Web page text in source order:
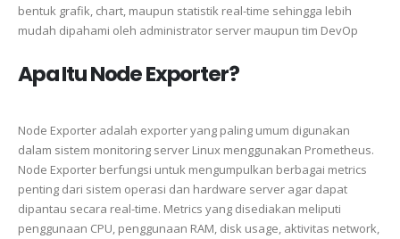
bentuk grafik, chart, maupun statistik real-time sehingga lebih
mudah dipahami oleh administrator server maupun tim DevOp
Apa Itu Node Exporter?
Node Exporter adalah exporter yang paling umum digunakan
dalam sistem monitoring server Linux menggunakan Prometheus.
Node Exporter berfungsi untuk mengumpulkan berbagai metrics
penting dari sistem operasi dan hardware server agar dapat
dipantau secara real-time. Metrics yang disediakan meliputi
penggunaan CPU, penggunaan RAM, disk usage, aktivitas network,